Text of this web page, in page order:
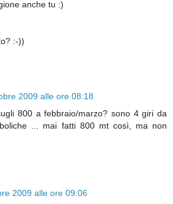
anche tu :)
:-))
2009 alle ore 08:18
800 a febbraio/marzo? sono 4 giri da
... mai fatti 800 mt così, ma non
2009 alle ore 09:06